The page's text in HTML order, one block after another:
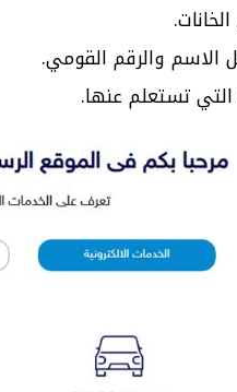
الاسم والرقم القومي.
تستعلم عنها.